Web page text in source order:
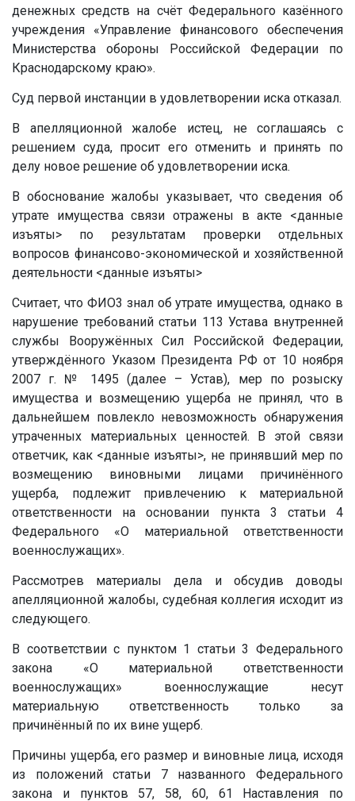
денежных средств на счёт Федерального казённого
учреждения «Управление финансового обеспечения
Министерства обороны Российской Федерации по
Краснодарскому краю».
Суд первой инстанции в удовлетворении иска отказал.
В апелляционной жалобе истец, не соглашаясь с
решением суда, просит его отменить и принять по
делу новое решение об удовлетворении иска.
В обоснование жалобы указывает, что сведения об
утрате имущества связи отражены в акте <данные
изъяты> по результатам проверки отдельных
вопросов финансово-экономической и хозяйственной
деятельности <данные изъяты>
Считает, что ФИО3 знал об утрате имущества, однако в
нарушение требований статьи 113 Устава внутренней
службы Вооружённых Сил Российской Федерации,
утверждённого Указом Президента РФ от 10 ноября
2007 г. № 1495 (далее – Устав), мер по розыску
имущества и возмещению ущерба не принял, что в
дальнейшем повлекло невозможность обнаружения
утраченных материальных ценностей. В этой связи
ответчик, как <данные изъяты>, не принявший мер по
возмещению виновными лицами причинённого
ущерба, подлежит привлечению к материальной
ответственности на основании пункта 3 статьи 4
Федерального «О материальной ответственности
военнослужащих».
Рассмотрев материалы дела и обсудив доводы
апелляционной жалобы, судебная коллегия исходит из
следующего.
В соответствии с пунктом 1 статьи 3 Федерального
закона «О материальной ответственности
военнослужащих» военнослужащие несут
материальную ответственность только за
причинённый по их вине ущерб.
Причины ущерба, его размер и виновные лица, исходя
из положений статьи 7 названного Федерального
закона и пунктов 57, 58, 60, 61 Наставления по